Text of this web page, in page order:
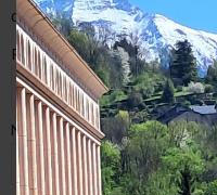
dans votre boite mail.
Prénom
Nom de famille